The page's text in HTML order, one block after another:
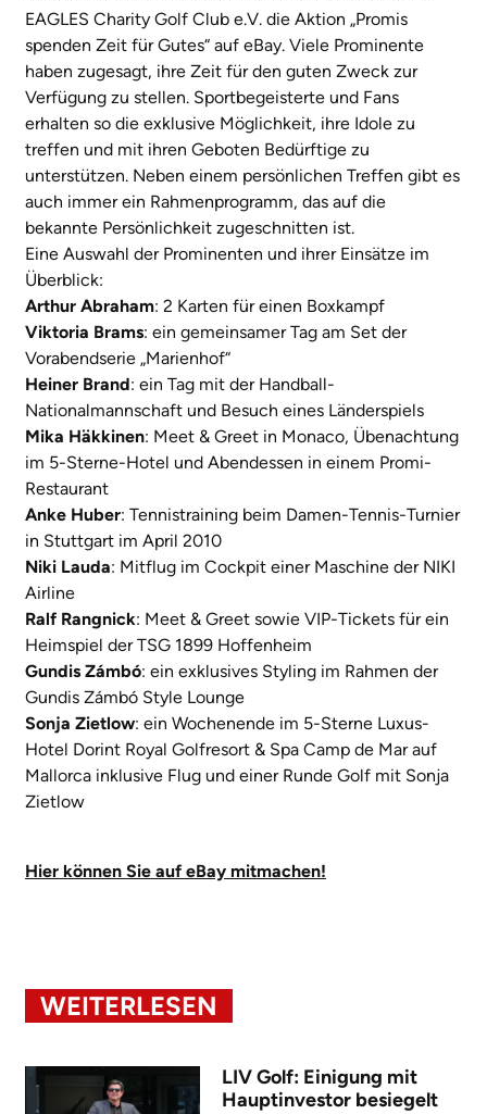
EAGLES Charity Golf Club e.V. die Aktion „Promis
spenden Zeit für Gutes“ auf eBay. Viele Prominente
haben zugesagt, ihre Zeit für den guten Zweck zur
Verfügung zu stellen. Sportbegeisterte und Fans
erhalten so die exklusive Möglichkeit, ihre Idole zu
treffen und mit ihren Geboten Bedürftige zu
unterstützen. Neben einem persönlichen Treffen gibt es
auch immer ein Rahmenprogramm, das auf die
bekannte Persönlichkeit zugeschnitten ist.
Eine Auswahl der Prominenten und ihrer Einsätze im
Überblick:
Arthur Abraham: 2 Karten für einen Boxkampf
Viktoria Brams: ein gemeinsamer Tag am Set der
Vorabendserie „Marienhof“
Heiner Brand: ein Tag mit der Handball-
Nationalmannschaft und Besuch eines Länderspiels
Mika Häkkinen: Meet & Greet in Monaco, Übenachtung
im 5-Sterne-Hotel und Abendessen in einem Promi-
Restaurant
Anke Huber: Tennistraining beim Damen-Tennis-Turnier
in Stuttgart im April 2010
Niki Lauda: Mitflug im Cockpit einer Maschine der NIKI
Airline
Ralf Rangnick: Meet & Greet sowie VIP-Tickets für ein
Heimspiel der TSG 1899 Hoffenheim
Gundis Zámbó: ein exklusives Styling im Rahmen der
Gundis Zámbó Style Lounge
Sonja Zietlow: ein Wochenende im 5-Sterne Luxus-
Hotel Dorint Royal Golfresort & Spa Camp de Mar auf
Mallorca inklusive Flug und einer Runde Golf mit Sonja
Zietlow
Hier können Sie auf eBay mitmachen!
WEITERLESEN
LIV Golf: Einigung mit
Hauptinvestor besiegelt